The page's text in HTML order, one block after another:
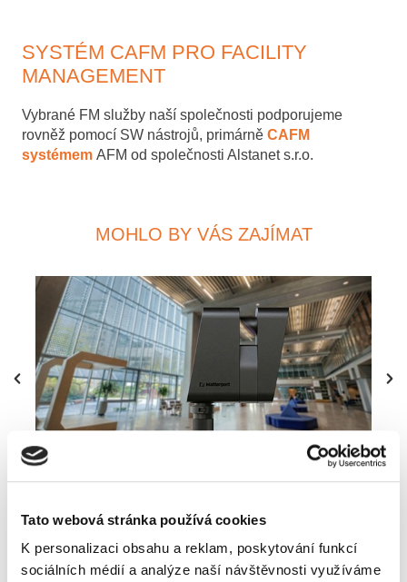
Tato webová stránka používá cookies
K personalizaci obsahu a reklam, poskytování funkcí
sociálních médií a analýze naší návštěvnosti využíváme
SYSTÉM CAFM PRO FACILITY
MANAGEMENT
Vybrané FM služby naší společnosti podporujeme
rovněž pomocí SW nástrojů, primárně CAFM
systémem AFM od společnosti Alstanet s.r.o.
MOHLO BY VÁS ZAJÍMAT